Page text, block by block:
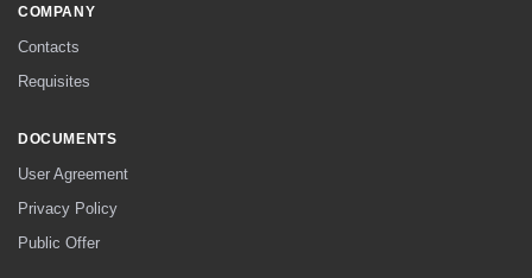
COMPANY
Contacts
Requisites
DOCUMENTS
User Agreement
Privacy Policy
Public Offer